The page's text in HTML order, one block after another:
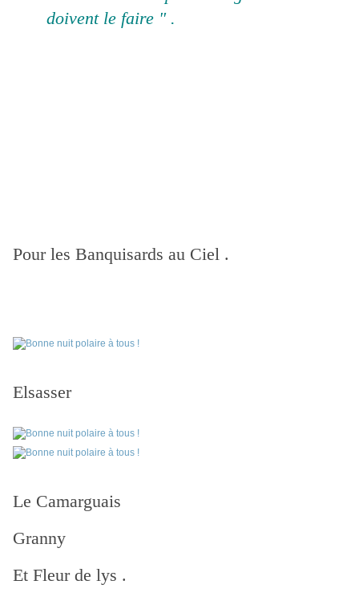
doivent le faire " .
Pour les Banquisards au Ciel .
Elsasser
Le Camarguais
Granny
Et Fleur de lys .